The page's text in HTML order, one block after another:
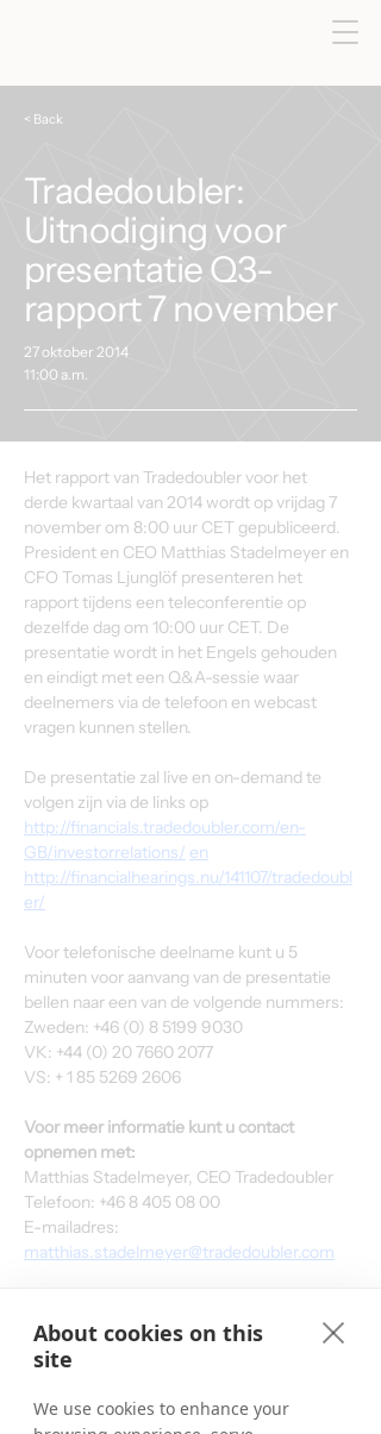
< Back
Tradedoubler:
Uitnodiging voor
presentatie Q3-
rapport 7 november
27 oktober 2014
11:00 a.m.
Het rapport van Tradedoubler voor het
derde kwartaal van 2014 wordt op vrijdag 7
november om 8:00 uur CET gepubliceerd.
President en CEO Matthias Stadelmeyer en
CFO Tomas Ljunglöf presenteren het
rapport tijdens een teleconferentie op
dezelfde dag om 10:00 uur CET. De
presentatie wordt in het Engels gehouden
en eindigt met een Q&A-sessie waar
deelnemers via de telefoon en webcast
vragen kunnen stellen.
De presentatie zal live en on-demand te
volgen zijn via de links op
http://financials.tradedoubler.com/en-
GB/investorrelations/ en
http://financialhearings.nu/141107/tradedoubl
er/
Voor telefonische deelname kunt u 5
minuten voor aanvang van de presentatie
bellen naar een van de volgende nummers:
Zweden: +46 (0) 8 5199 9030
VK: +44 (0) 20 7660 2077
VS: + 1 85 5269 2606
Voor meer informatie kunt u contact
opnemen met:
Matthias Stadelmeyer, CEO Tradedoubler
Telefoon: +46 8 405 08 00
E-mailadres:
matthias.stadelmeyer@tradedoubler.com
Tradedoubler is een internationale leider in
prestatiegerichte digitale marketing en
opgericht in Zweden en was een pionier op
het gebied van affiliate marketing in Europa.
About cookies on this
site
We use cookies to enhance your